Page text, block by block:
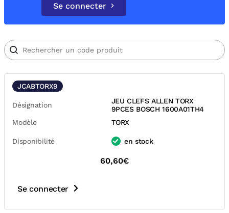
Se connecter
JCABTORX9
Désignation
JEU CLEFS ALLEN TORX
9PCES BOSCH 1600A01TH4
Modèle
TORX
Disponibilité en stock
60,60€
Se connecter